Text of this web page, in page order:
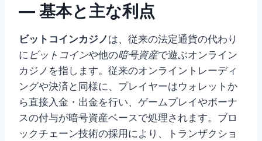
— 基本と主な利点
ビットコインカジノは、従来の法定通貨の代わり
に ビットコインや他の暗号資産で遊ぶオンライン
カジノを指します。従来のオンライントレーディ
ングや決済と同様に、プレイヤーはウォレットか
ら直接入金・出金を行い、ゲームプレイやボーナ
スの付与が暗号資産ベースで処理されます。ブロ
ックチェーン技術の採用により、トランザクショ